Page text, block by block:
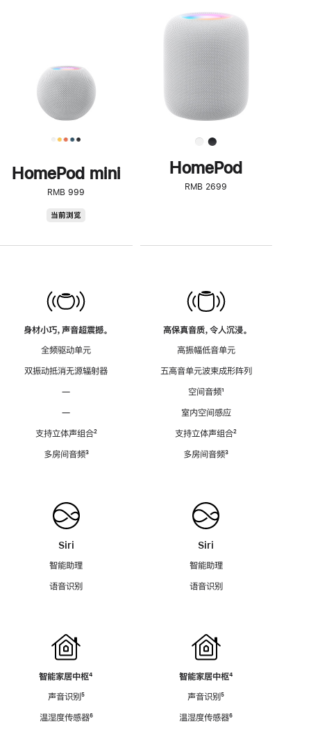
HomePod mini
RMB 999
当前浏览
身材小巧，声音超震撼。
全频驱动单元
双振动抵消无源辐射器
—
—
支持立体声组合脚
²
多房间音频脚
³
Siri
智能助理
语音识别
智能家居中枢脚
⁴
声音识别脚
⁵
温湿度传感器脚
⁶
步
了
解
HomePod<
HomePod
RMB 2699
高保真音质，令人沉浸。
高振幅低音单元
五高音单元波束成形阵列
空间音频脚
¹
室内空间感应
支持立体声组合脚
²
多房间音频脚
³
Siri
智能助理
语音识别
智能家居中枢脚
⁴
声音识别脚
⁵
温湿度传感器脚
⁶